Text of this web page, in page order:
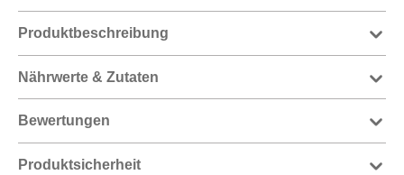
Produktbeschreibung
Nährwerte & Zutaten
Bewertungen
Produktsicherheit